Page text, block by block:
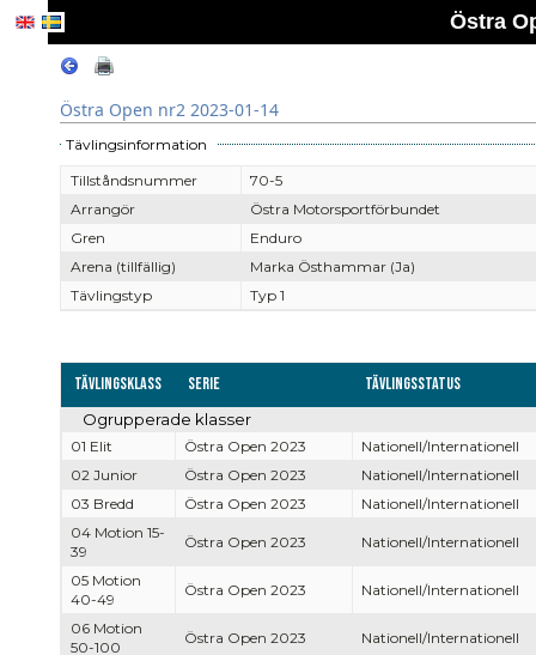
Östra
Östra Open nr2 2023-01-14
Tävlingsinformation
Tillståndsnummer
70-5
Arrangör
Östra Motorsportförbundet
Gren
Enduro
Arena (tillfällig)
Marka Östhammar (Ja)
Tävlingstyp
Typ 1
Tävlingsklass Serie Tävlingsstatus
Ogrupperade klasser
01 Elit Östra Open 2023
Nationell/Internationell
02 Junior
Östra Open 2023
Nationell/Internationell
03 Bredd
Östra Open 2023
Nationell/Internationell
04 Motion 15-
39
Östra Open 2023 Nationell/Internationell
05 Motion
40-49
Östra Open 2023 Nationell/Internationell
06 Motion
50-100
Östra Open 2023 Nationell/Internationell